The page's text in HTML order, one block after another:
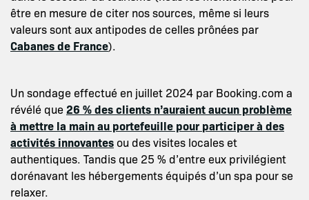
être en mesure de citer nos sources, même si leurs
valeurs sont aux antipodes de celles prônées par
Cabanes de France).
Un sondage effectué en juillet 2024 par Booking.com a
révélé que26 % des clients n’auraient aucun problème
à mettre la main au portefeuille pour participer à des
activités innovantes ou des visites locales et
authentiques. Tandis que 25 % d’entre eux privilégient
dorénavant les hébergements équipés d’un spa pour se
relaxer.